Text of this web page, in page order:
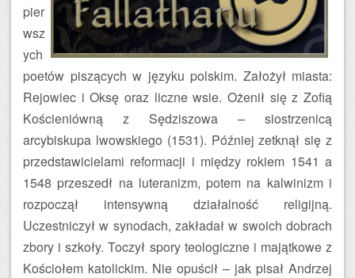
pier
wsz
ych
poetów piszących w języku polskim. Założył miasta:
Rejowiec i Oksę oraz liczne wsie. Ożenił się z Zofią
Kościeniówną z Sędziszowa – siostrzenicą
arcybiskupa lwowskiego (1531). Później zetknął się z
przedstawicielami reformacji i między rokiem 1541 a
1548 przeszedł na luteranizm, potem na kalwinizm i
rozpoczął intensywną działalność religijną.
Uczestniczył w synodach, zakładał w swoich dobrach
zbory i szkoły. Toczył spory teologiczne i majątkowe z
Kościołem katolickim. Nie opuścił – jak pisał Andrzej